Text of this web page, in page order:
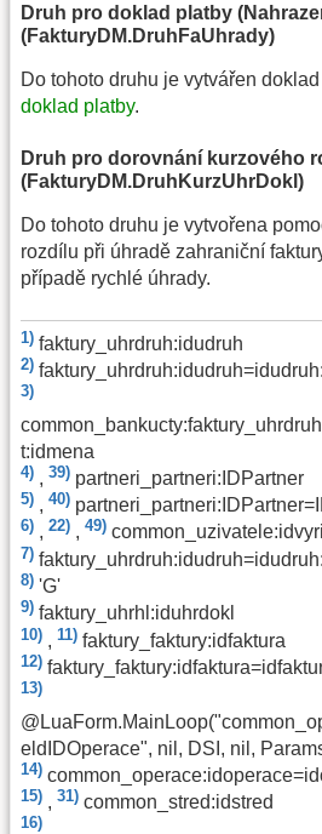
Druh pro doklad platby
(FakturyDM.DruhFaUhrady)
Do tohoto druhu je vytvářen
doklad platby.
Druh pro dorovnání kurzového
(FakturyDM.DruhKurzUhrDokl)
Do tohoto druhu je vytvořena
rozdílu při úhradě zahraniční
případě rychlé úhrady.
1) faktury_uhrdruh:idudruh
2)
3)
t:idmena
4) , 39) partneri_partneri:IDPartner
5) , 40)
6) , 22) , 49)
7)
8) 'G'
9) faktury_uhrhl:iduhrdokl
10) , 11) faktury_faktury:idfaktura
12)
13)
eldIDOperace", nil, DSI, nil,
14)
15) , 31) common_stred:idstred
16)